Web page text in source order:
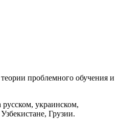
проблемного обучения и
украинском,
Грузии.